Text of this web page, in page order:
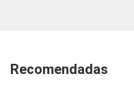
Recomendadas